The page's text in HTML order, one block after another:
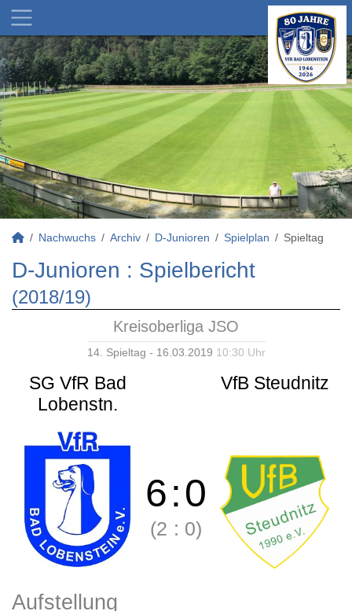
Nachwuchs Archiv D-Junioren Spielplan Spieltag
D-Junioren : Spielbericht
(2018/19)
Kreisoberliga JSO
14. Spieltag - 16.03.2019 10:30 Uhr
SG VfR Bad
Lobenstn.
VfB Steudnitz
6:0
(2 : 0)
Aufstellung